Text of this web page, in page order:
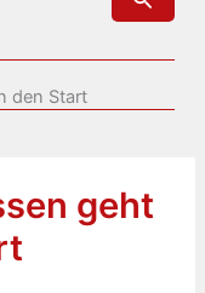
den Start
geht